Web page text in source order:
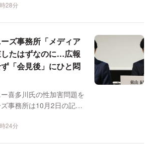
28分
ズ事務所「メディア
たはずなのに…広報
「会見後」にひと悶
喜多川氏の性加害問題を
事務所は10月2日の記者
24分